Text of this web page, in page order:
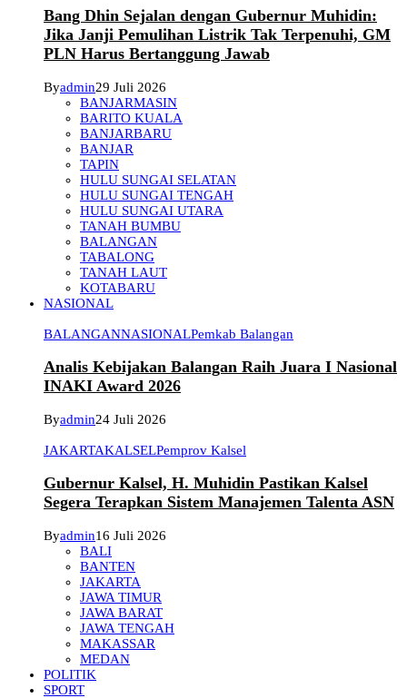
Bang Dhin Sejalan dengan Gubernur Muhidin:
Jika Janji Pemulihan Listrik Tak Terpenuhi, GM
PLN Harus Bertanggung Jawab
Byadmin29 Juli 2026
BANJARMASIN
BARITO KUALA
BANJARBARU
BANJAR
TAPIN
HULU SUNGAI SELATAN
HULU SUNGAI TENGAH
HULU SUNGAI UTARA
TANAH BUMBU
BALANGAN
TABALONG
TANAH LAUT
KOTABARU
NASIONAL
BALANGANNASIONALPemkab Balangan
Analis Kebijakan Balangan Raih Juara I Nasional
INAKI Award 2026
Byadmin24 Juli 2026
JAKARTAKALSELPemprov Kalsel
Gubernur Kalsel, H. Muhidin Pastikan Kalsel
Segera Terapkan Sistem Manajemen Talenta ASN
Byadmin16 Juli 2026
BALI
BANTEN
JAKARTA
JAWA TIMUR
JAWA BARAT
JAWA TENGAH
MAKASSAR
MEDAN
POLITIK
SPORT